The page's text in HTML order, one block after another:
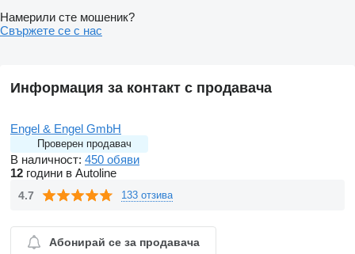
Намерили сте мошеник?
Свържете се с нас
Информация за контакт с продавача
Engel & Engel GmbH
Проверен продавач
В наличност: 450 обяви
12 години в Autoline
4.7 133 отзива
Абонирай се за продавача